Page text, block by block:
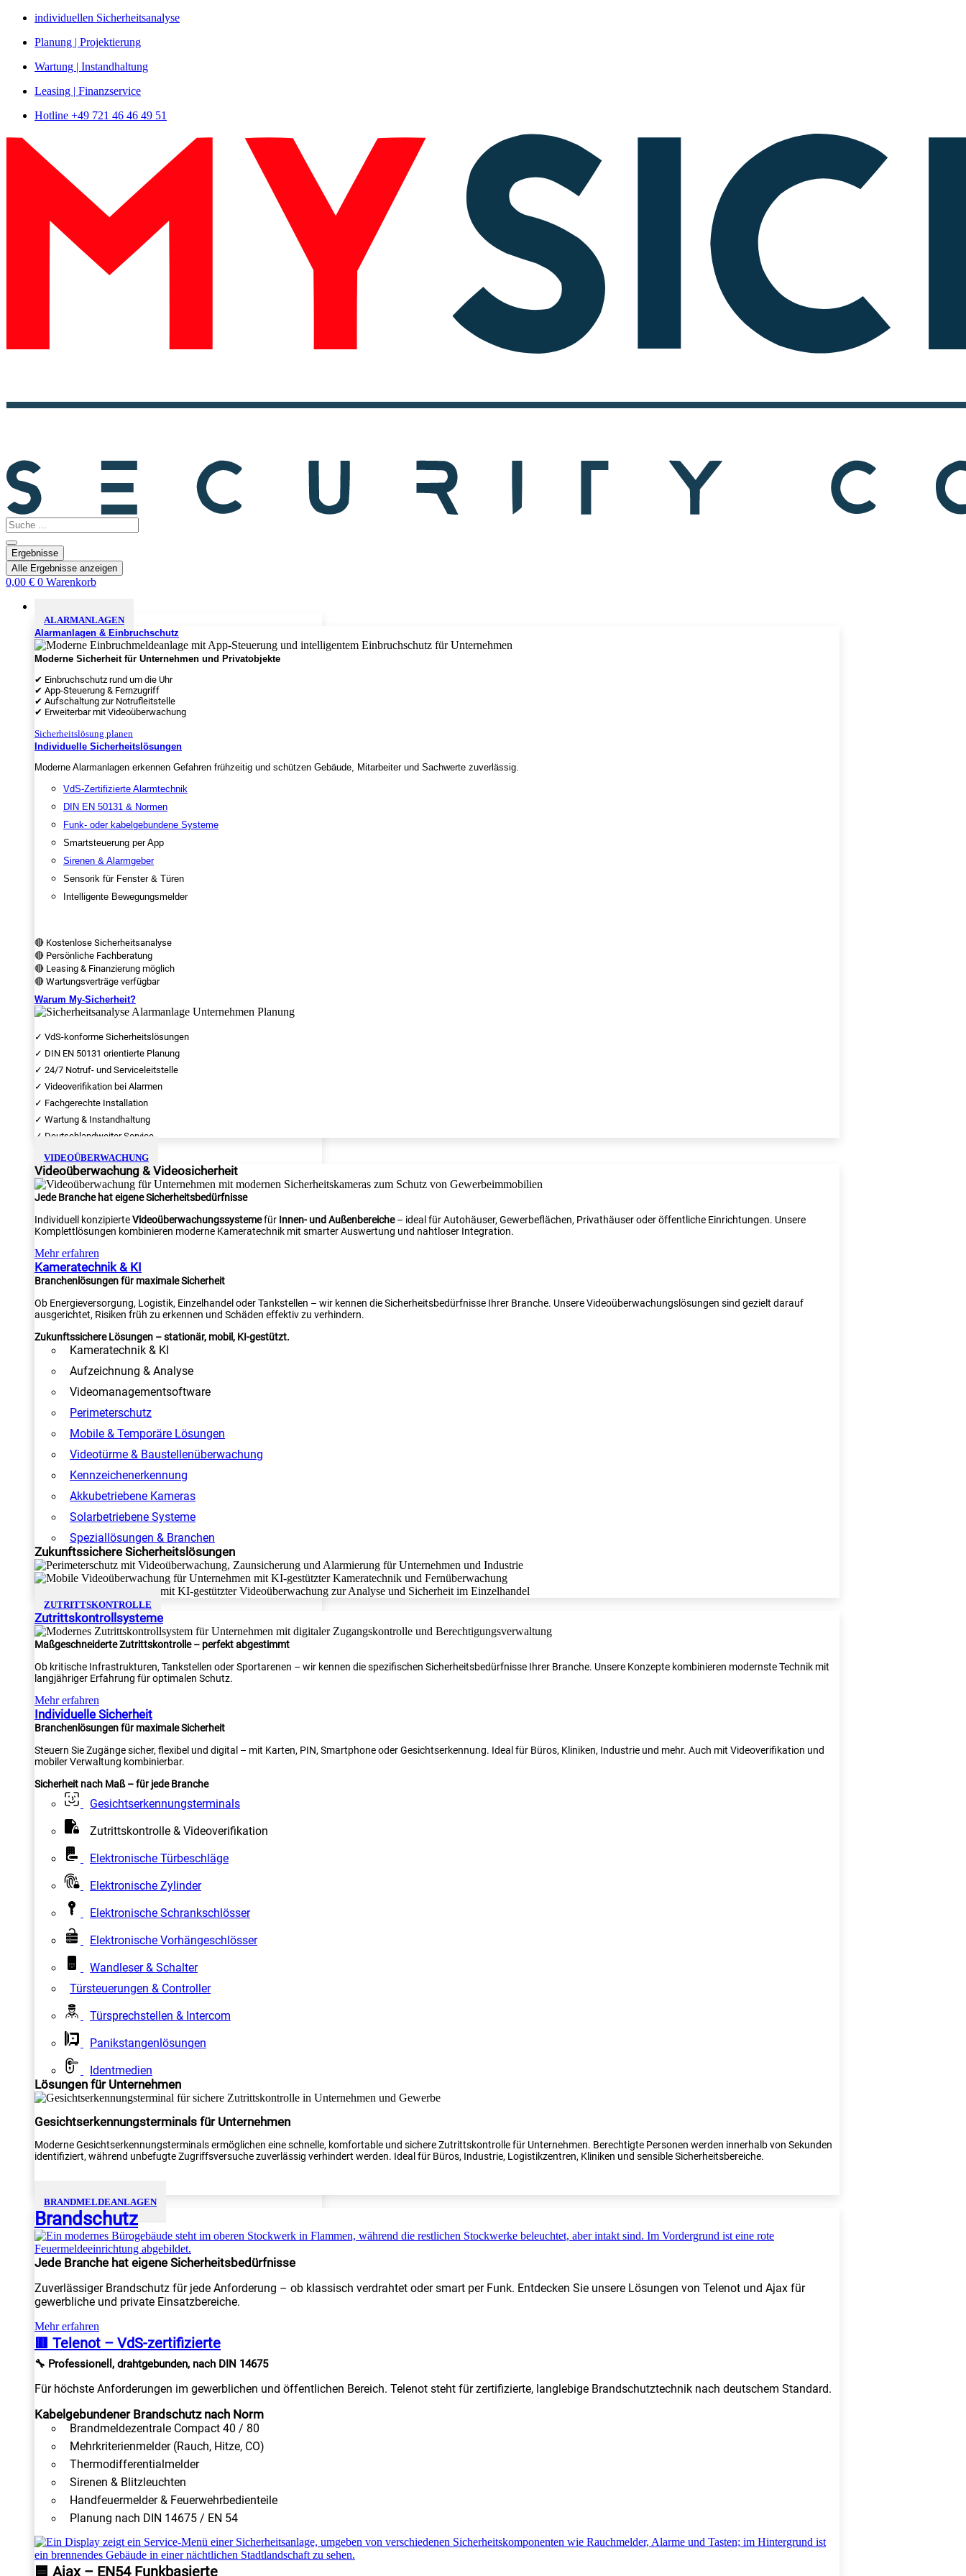
Zum
springen
individuellen Sicherheitsanalyse
Planung | Projektierung
Wartung | Instandhaltung
Leasing | Finanzservice
Hotline +49 721 46 46 49 51
Search
...
Ergebnisse
Alle Ergebnisse anzeigen
0,00 € 0 Warenkorb
ALARMANLAGEN
Alarmanlagen & Einbruchschutz
Moderne Sicherheit für Unternehmen und Privatobjekte
✔ Einbruchschutz rund um die Uhr
✔ App-Steuerung & Fernzugriff
✔ Aufschaltung zur Notrufleitstelle
✔ Erweiterbar mit Videoüberwachung
Sicherheitslösung planen
Individuelle Sicherheitslösungen
Moderne Alarmanlagen erkennen Gefahren frühzeitig und schützen Gebäude, Mitarbeiter und Sachwerte zuverlässig.
VdS-Zertifizierte Alarmtechnik
DIN EN 50131 & Normen
Funk- oder kabelgebundene Systeme
Smartsteuerung per App
Sirenen & Alarmgeber
Sensorik für Fenster & Türen
Intelligente Bewegungsmelder
🔴 Kostenlose Sicherheitsanalyse
🔴 Persönliche Fachberatung
🔴 Leasing & Finanzierung möglich
🔴 Wartungsverträge verfügbar
Warum My-Sicherheit?
✓ VdS-konforme Sicherheitslösungen
✓ DIN EN 50131 orientierte Planung
✓ 24/7 Notruf- und Serviceleitstelle
✓ Videoverifikation bei Alarmen
✓ Fachgerechte Installation
✓ Wartung & Instandhaltung
✓ Deutschlandweiter Service
VIDEOÜBERWACHUNG
Videoüberwachung & Videosicherheit
Jede Branche hat eigene Sicherheitsbedürfnisse
Individuell konzipierteVideoüberwachungssystemefür Innen- und Außenbereiche– ideal für Autohäuser, Gewerbeflächen, Privathäuser oder öffentliche Einrichtungen. Unsere
Komplettlösungen kombinieren moderne Kameratechnik mit smarter Auswertung und nahtloser Integration.
Mehr erfahren
Kameratechnik & KI
Branchenlösungen für maximale Sicherheit
Ob Energieversorgung, Logistik, Einzelhandel oder Tankstellen – wir kennen die Sicherheitsbedürfnisse Ihrer Branche. Unsere Videoüberwachungslösungen sind gezielt darauf
ausgerichtet, Risiken früh zu erkennen und Schäden effektiv zu verhindern.
Zukunftssichere Lösungen – stationär, mobil, KI-gestützt.
Kameratechnik & KI
Aufzeichnung & Analyse
Videomanagementsoftware
Perimeterschutz
Mobile & Temporäre Lösungen
Videotürme & Baustellenüberwachung
Kennzeichenerkennung
Akkubetriebene Kameras
Solarbetriebene Systeme
Speziallösungen & Branchen
Zukunftssichere Sicherheitslösungen
ZUTRITTSKONTROLLE
Zutrittskontrollsysteme
Maßgeschneiderte Zutrittskontrolle – perfekt abgestimmt
Ob kritische Infrastrukturen, Tankstellen oder Sportarenen – wir kennen die spezifischen Sicherheitsbedürfnisse Ihrer Branche. Unsere Konzepte kombinieren modernste Technik mit
langjähriger Erfahrung für optimalen Schutz.
Mehr erfahren
Individuelle Sicherheit
Branchenlösungen für maximale Sicherheit
Steuern Sie Zugänge sicher, flexibel und digital – mit Karten, PIN, Smartphone oder Gesichtserkennung. Ideal für Büros, Kliniken, Industrie und mehr. Auch mit Videoverifikation und
mobiler Verwaltung kombinierbar.
Sicherheit nach Maß – für jede Branche
Gesichtserkennungsterminals
Zutrittskontrolle & Videoverifikation
Elektronische Türbeschläge
Elektronische Zylinder
Elektronische Schrankschlösser
Elektronische Vorhängeschlösser
Wandleser & Schalter
Türsteuerungen & Controller
Türsprechstellen & Intercom
Panikstangenlösungen
Identmedien
Lösungen für Unternehmen
Gesichtserkennungsterminals für Unternehmen
Moderne Gesichtserkennungsterminals ermöglichen eine schnelle, komfortable und sichere Zutrittskontrolle für Unternehmen. Berechtigte Personen werden innerhalb von Sekunden
identifiziert, während unbefugte Zugriffsversuche zuverlässig verhindert werden. Ideal für Büros, Industrie, Logistikzentren, Kliniken und sensible Sicherheitsbereiche.
BRANDMELDEANLAGEN
Brandschutz
Jede Branche hat eigene Sicherheitsbedürfnisse
Zuverlässiger Brandschutz für jede Anforderung – ob klassisch verdrahtet oder smart per Funk. Entdecken Sie unsere Lösungen von Telenot und Ajax für
gewerbliche und private Einsatzbereiche.
Mehr erfahren
🟥 Telenot – VdS-zertifizierte
🔧 Professionell, drahtgebunden, nach DIN 14675
Für höchste Anforderungen im gewerblichen und öffentlichen Bereich. Telenot steht für zertifizierte, langlebige Brandschutztechnik nach deutschem Standard.
Kabelgebundener Brandschutz nach Norm
Brandmeldezentrale Compact 40 / 80
Mehrkriterienmelder (Rauch, Hitze, CO)
Thermodifferentialmelder
Sirenen & Blitzleuchten
Handfeuermelder & Feuerwehrbedienteile
Planung nach DIN 14675 / EN 54
🟦 Ajax – EN54 Funkbasierte